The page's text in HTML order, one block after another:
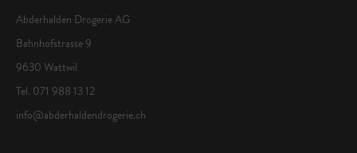
Abderhalden Drogerie AG
Bahnhofstrasse 9
9630 Wattwil
Tel. 071 988 13 12
info@abderhaldendrogerie.ch